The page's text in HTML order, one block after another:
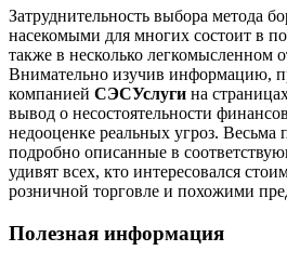
Затруднительность выбора метода
насекомыми для многих состоит в
также в несколько легкомысленном
Внимательно изучив информацию,
компанией СЭСУслуги на
вывод о несостоятельности
недооценке реальных угроз.
подробно описанные в
удивят всех, кто интересовался
розничной торговле и похожими
Полезная информация